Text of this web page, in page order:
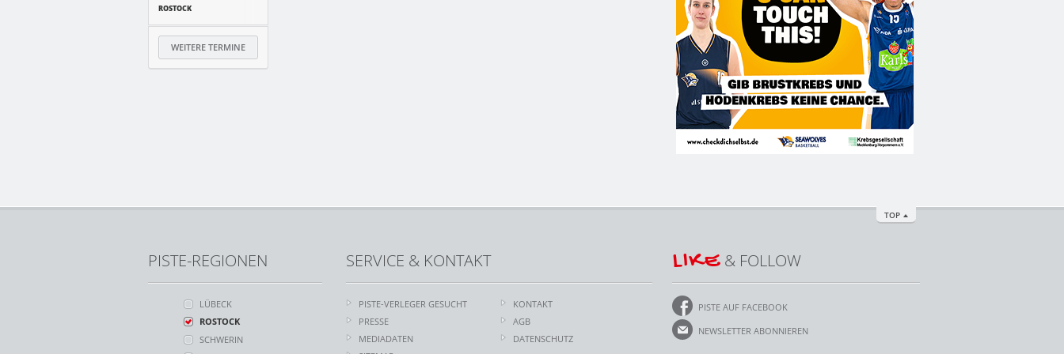
ROSTOCK
WEITERE TERMINE
TOP
PISTE-REGIONEN
LÜBECK
ROSTOCK
SCHWERIN
SERVICE & KONTAKT
PISTE-VERLEGER GESUCHT
PRESSE
MEDIADATEN
KONTAKT
AGB
DATENSCHUTZ
LIKE& FOLLOW
PISTE AUF FACEBOOK
NEWSLETTER ABONNIEREN